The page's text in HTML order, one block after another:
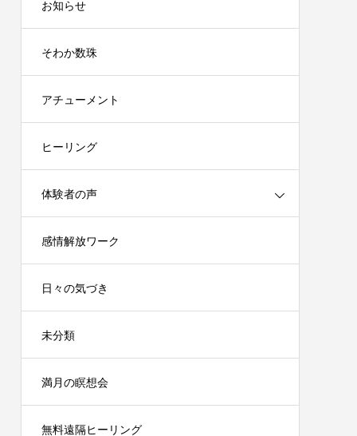
お知らせ
そわか数珠
アチューメント
ヒーリング
体験者の声
感情解放ワーク
日々の気づき
未分類
満月の瞑想会
無料遠隔ヒーリング